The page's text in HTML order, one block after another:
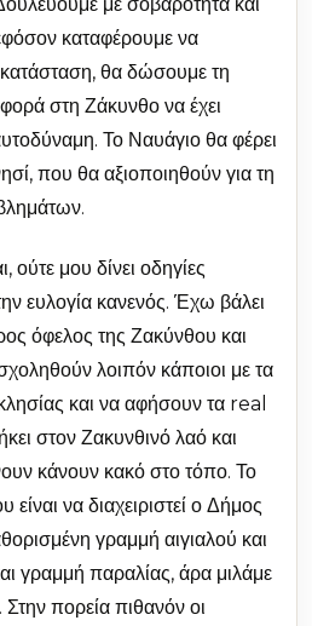
καταφέρουμε να
θα δώσουμε τη
στη Ζάκυνθο να έχει
Το Ναυάγιο θα φέρει
που θα αξιοποιηθούν για τη
ούτε μου δίνει οδηγίες
ευλογία κανενός. Έχω βάλει
όφελος της Ζακύνθου και
λοιπόν κάποιοι με τα
και να αφήσουν τα real
στον Ζακυνθινό λαό και
κάνουν κακό στο τόπο. Το
να διαχειριστεί ο Δήμος
γραμμή αιγιαλού και
γραμμή παραλίας, άρα μιλάμε
πορεία πιθανόν οι